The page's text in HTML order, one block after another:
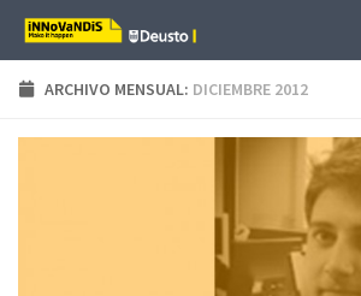
Saltar al contenido
ARCHIVO MENSUAL: DICIEMBRE 2012